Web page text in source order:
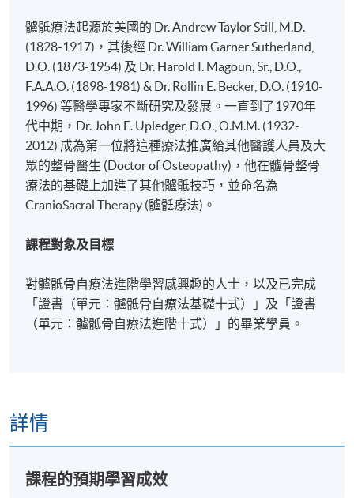
髗骶療法起源於美國的 Dr. Andrew Taylor Still, M.D.
(1828-1917)，其後經 Dr. William Garner Sutherland,
D.O. (1873-1954) 及 Dr. Harold I. Magoun, Sr., D.O.,
F.A.A.O. (1898-1981) & Dr. Rollin E. Becker, D.O. (1910-
1996) 等醫學專家不斷研究及發展。一直到了1970年
代中期，Dr. John E. Upledger, D.O., O.M.M. (1932-
2012) 成為第一位將這種療法推廣給其他醫護人員及大
眾的整骨醫生 (Doctor of Osteopathy)，他在髗骨整骨
療法的基礎上加進了其他髗骶技巧，並命名為
CranioSacral Therapy (髗骶療法)。
課程對象及目標
對髗骶骨自療法進階學習感興趣的人士，以及已完成
「證書（單元：髗骶骨自療法基礎十式）」及「證書
（單元：髗骶骨自療法進階十式）」的畢業學員。
詳情
課程的預期學習成效